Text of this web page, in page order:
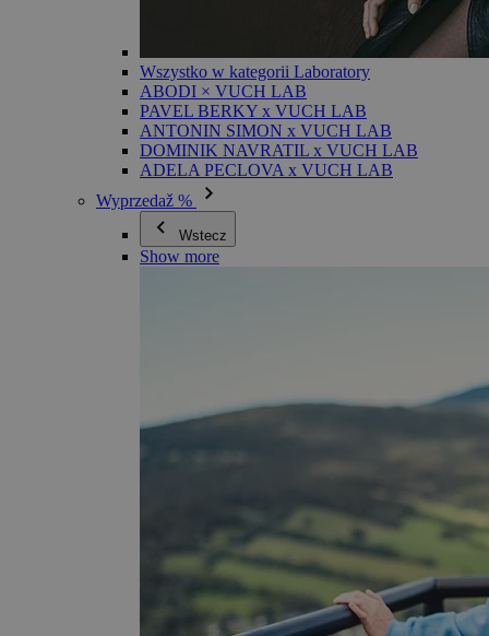
Wszystko w kategorii Laboratory
ABODI × VUCH LAB
PAVEL BERKY x VUCH LAB
ANTONIN SIMON x VUCH LAB
DOMINIK NAVRATIL x VUCH LAB
ADELA PECLOVA x VUCH LAB
Wyprzedaž %
Wstecz
Show more